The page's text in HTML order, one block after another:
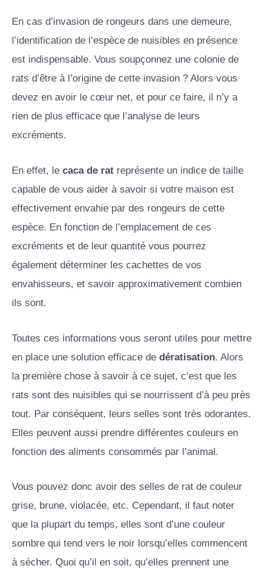
En cas d’invasion de rongeurs dans une demeure,
l’identification de l’espèce de nuisibles en présence
est indispensable. Vous soupçonnez une colonie de
rats d’être à l’origine de cette invasion ? Alors vous
devez en avoir le cœur net, et pour ce faire, il n’y a
rien de plus efficace que l’analyse de leurs
excréments.
En effet, le caca de rat représente un indice de taille
capable de vous aider à savoir si votre maison est
effectivement envahie par des rongeurs de cette
espèce. En fonction de l’emplacement de ces
excréments et de leur quantité vous pourrez
également déterminer les cachettes de vos
envahisseurs, et savoir approximativement combien
ils sont.
Toutes ces informations vous seront utiles pour mettre
en place une solution efficace de dératisation. Alors
la première chose à savoir à ce sujet, c’est que les
rats sont des nuisibles qui se nourrissent d’à peu près
tout. Par conséquent, leurs selles sont très odorantes.
Elles peuvent aussi prendre différentes couleurs en
fonction des aliments consommés par l’animal.
Vous pouvez donc avoir des selles de rat de couleur
grise, brune, violacée, etc. Cependant, il faut noter
que la plupart du temps, elles sont d’une couleur
sombre qui tend vers le noir lorsqu’elles commencent
à sécher. Quoi qu’il en soit, qu’elles prennent une